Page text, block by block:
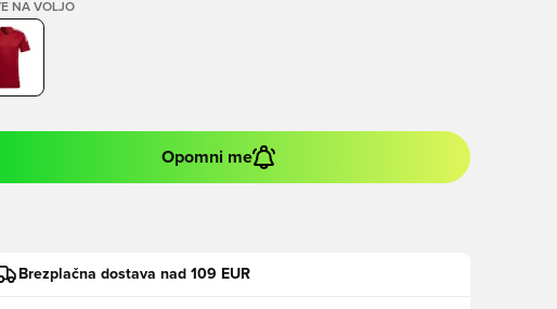
NA VOLJO
Opomni me
Brezplačna dostava nad 109 EUR